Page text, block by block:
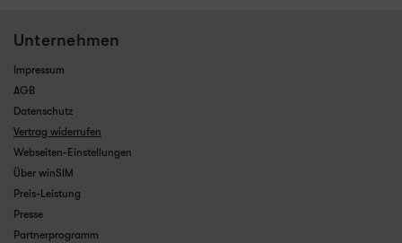
Unternehmen
Impressum
AGB
Datenschutz
Vertrag widerrufen
Webseiten-Einstellungen
Über winSIM
Preis-Leistung
Presse
Partnerprogramm